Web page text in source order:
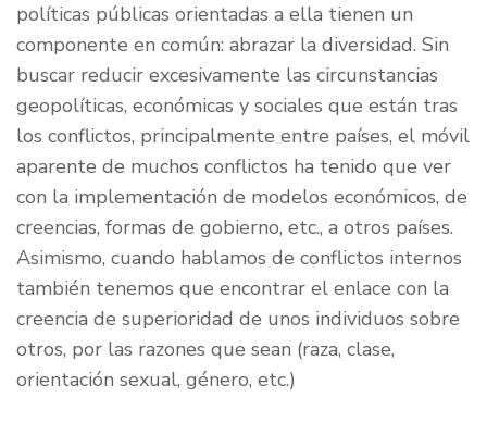
políticas públicas orientadas a ella tienen un
componente en común: abrazar la diversidad. Sin
buscar reducir excesivamente las circunstancias
geopolíticas, económicas y sociales que están tras
los conflictos, principalmente entre países, el móvil
aparente de muchos conflictos ha tenido que ver
con la implementación de modelos económicos, de
creencias, formas de gobierno, etc., a otros países.
Asimismo, cuando hablamos de conflictos internos
también tenemos que encontrar el enlace con la
creencia de superioridad de unos individuos sobre
otros, por las razones que sean (raza, clase,
orientación sexual, género, etc.)